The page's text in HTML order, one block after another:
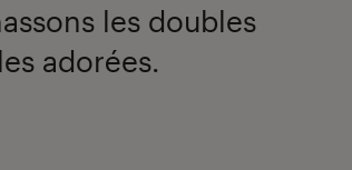
les doubles
adorées.